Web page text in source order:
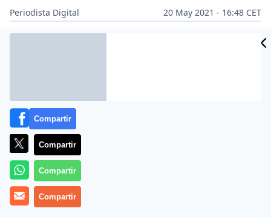
Periodista Digital
20 May 2021 - 16:48 CET
Archivado en: AMÉRICA LATINA
Compartir
Compartir
Compartir
Compartir